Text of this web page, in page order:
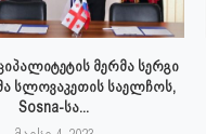
მერმა სერგი
სლოვაკეთის საელჩოს,
Sosna-სა...